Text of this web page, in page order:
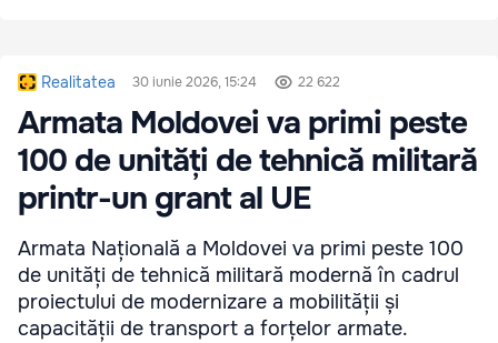
Realitatea 30 iunie 2026, 15:24 22 622
Armata Moldovei va primi peste
100 de unități de tehnică militară
printr-un grant al UE
Armata Națională a Moldovei va primi peste 100
de unități de tehnică militară modernă în cadrul
proiectului de modernizare a mobilității și
capacității de transport a forțelor armate.